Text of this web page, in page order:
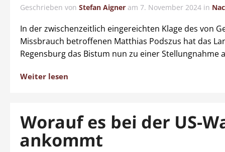
Geschrieben von Stefan Aigner am 7. November 2024 in
In der zwischenzeitlich eingereichten Klage des von
Missbrauch betroffenen Matthias Podszus hat das
Regensburg das Bistum nun zu einer Stellungnahme
Weiter lesen
Worauf es bei der US-
ankommt